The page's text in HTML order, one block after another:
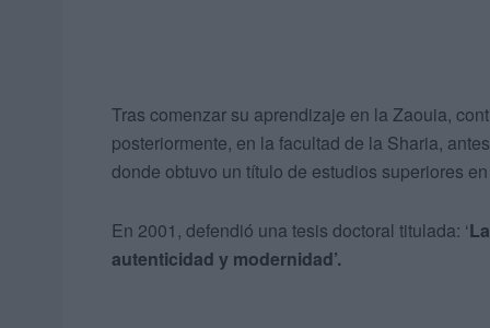
Tras comenzar su aprendizaje en la Zaouia,
posteriormente, en la facultad de la Sharia,
donde obtuvo un título de estudios superiores
En 2001, defendió una tesis doctoral titulada: ‘
autenticidad y modernidad’.